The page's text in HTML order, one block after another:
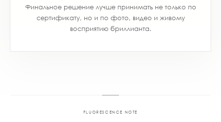
Финальное решение лучше принимать не только по
сертификату, но и по фото, видео и живому
восприятию бриллианта.
FLUORESCENCE NOTE